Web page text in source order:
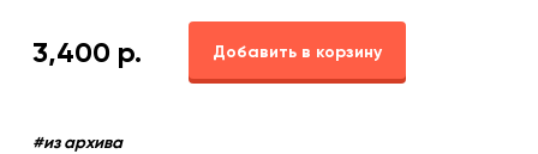
3,400 р. Добавить в корзину
#из архива